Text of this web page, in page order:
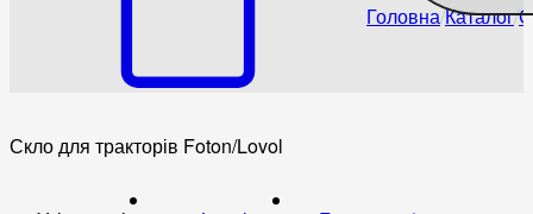
ГоловнаКаталог
Скло для тракторів Foton/Lovol